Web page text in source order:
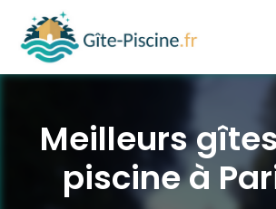
Meilleurs
piscine à